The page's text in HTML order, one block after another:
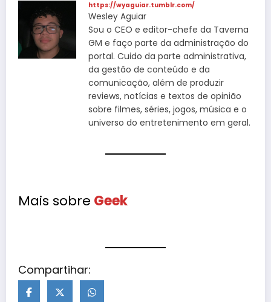
https://wyaguiar.tumblr.com/
Wesley Aguiar
Sou o CEO e editor-chefe da Taverna
GM e faço parte da administração do
portal. Cuido da parte administrativa,
da gestão de conteúdo e da
comunicação, além de produzir
reviews, notícias e textos de opinião
sobre filmes, séries, jogos, música e o
universo do entretenimento em geral.
Mais sobre Geek
Compartihar: